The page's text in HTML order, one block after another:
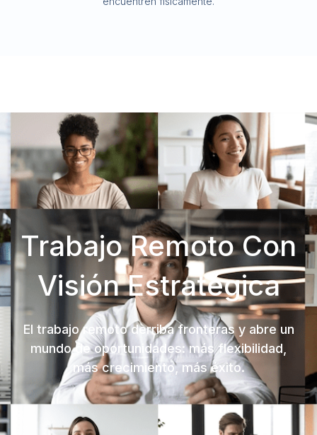
Trabajo Remoto Con
Visión Estratégica
El trabajo remoto derriba fronteras y abre un
mundo de oportunidades: más flexibilidad,
más crecimiento, más éxito.